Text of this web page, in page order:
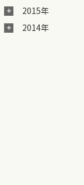
2015年
2014年